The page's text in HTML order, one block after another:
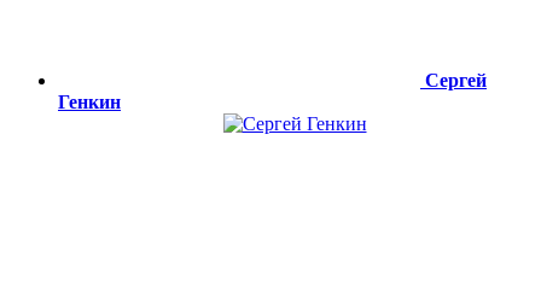
Сергей
Генкин